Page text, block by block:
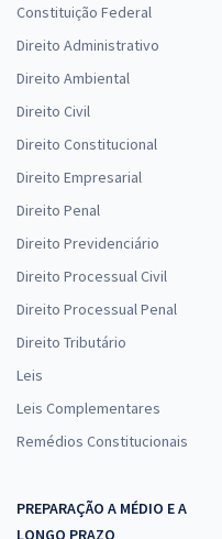
Constituição Federal
Direito Administrativo
Direito Ambiental
Direito Civil
Direito Constitucional
Direito Empresarial
Direito Penal
Direito Previdenciário
Direito Processual Civil
Direito Processual Penal
Direito Tributário
Leis
Leis Complementares
Remédios Constitucionais
PREPARAÇÃO A MÉDIO E A
LONGO PRAZO